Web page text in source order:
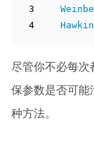
尽管你不必每次
保参数是否可能
种方法。